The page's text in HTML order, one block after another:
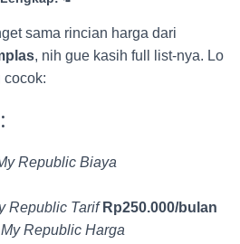
sama rincian harga dari
, nih gue kasih full list-nya. Lo
Republic Biaya
Republic Tarif Rp250.000/bulan
My Republic Harga